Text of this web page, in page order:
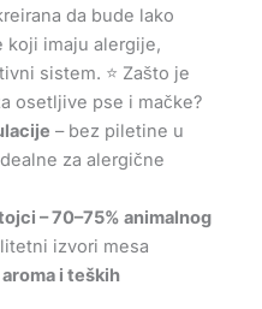
da bude lako
koji imaju alergije,
sistem. ⭐ Zašto je
osetljive pse i mačke?
– bez piletine u
za alergične
– 70–75% animalnog
izvori mesa
i teških